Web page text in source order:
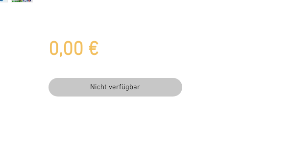
0,00 €Preis
Nicht verfügbar